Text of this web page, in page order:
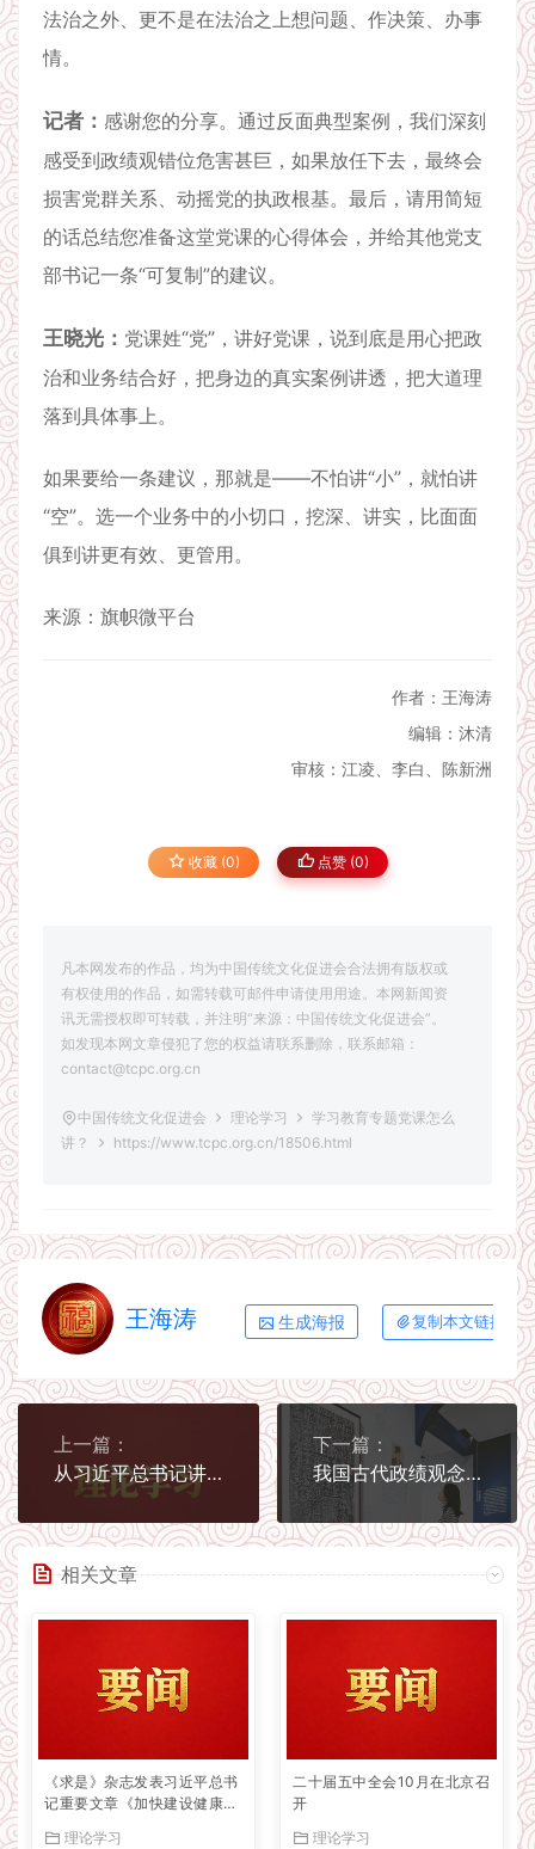
法治之外、更不是在法治之上想问题、作决策、办事
情。
记者： 感谢您的分享。通过反面典型案例，我们深刻
感受到政绩观错位危害甚巨，如果放任下去，最终会
损害党群关系、动摇党的执政根基。最后，请用简短
的话总结您准备这堂党课的心得体会，并给其他党支
部书记一条“可复制”的建议。
王晓光： 党课姓“党”，讲好党课，说到底是用心把政
治和业务结合好，把身边的真实案例讲透，把大道理
落到具体事上。
如果要给一条建议，那就是——不怕讲“小”，就怕讲
“空”。选一个业务中的小切口，挖深、讲实，比面面
俱到讲更有效、更管用。
来源：旗帜微平台
作者：王海涛
编辑：沐清
审核：江凌、李白、陈新洲
收藏 (0) 点赞 (0)
凡本网发布的作品，均为中国传统文化促进会合法拥有版权或
有权使用的作品，如需转载可邮件申请使用用途。本网新闻资
讯无需授权即可转载，并注明“来源：中国传统文化促进会”。
如发现本网文章侵犯了您的权益请联系删除，联系邮箱：
contact@tcpc.org.cn
中国传统文化促进会 理论学习
学习教育专题党课怎么
讲？
https://www.tcpc.org.cn/18506.html
王海涛 生成海报 复制本文链接
上一篇：
从习近平总书记讲述的故事中感悟正确政绩观⑩ | “一辈子坚守初心、不改本色”
下一篇：
我国古代政绩观念的主要内涵
相关文章
《求是》杂志发表习近平总书
记重要文章《加快建设健康中
理论学习
二十届五中全会10月在北京召
开
理论学习